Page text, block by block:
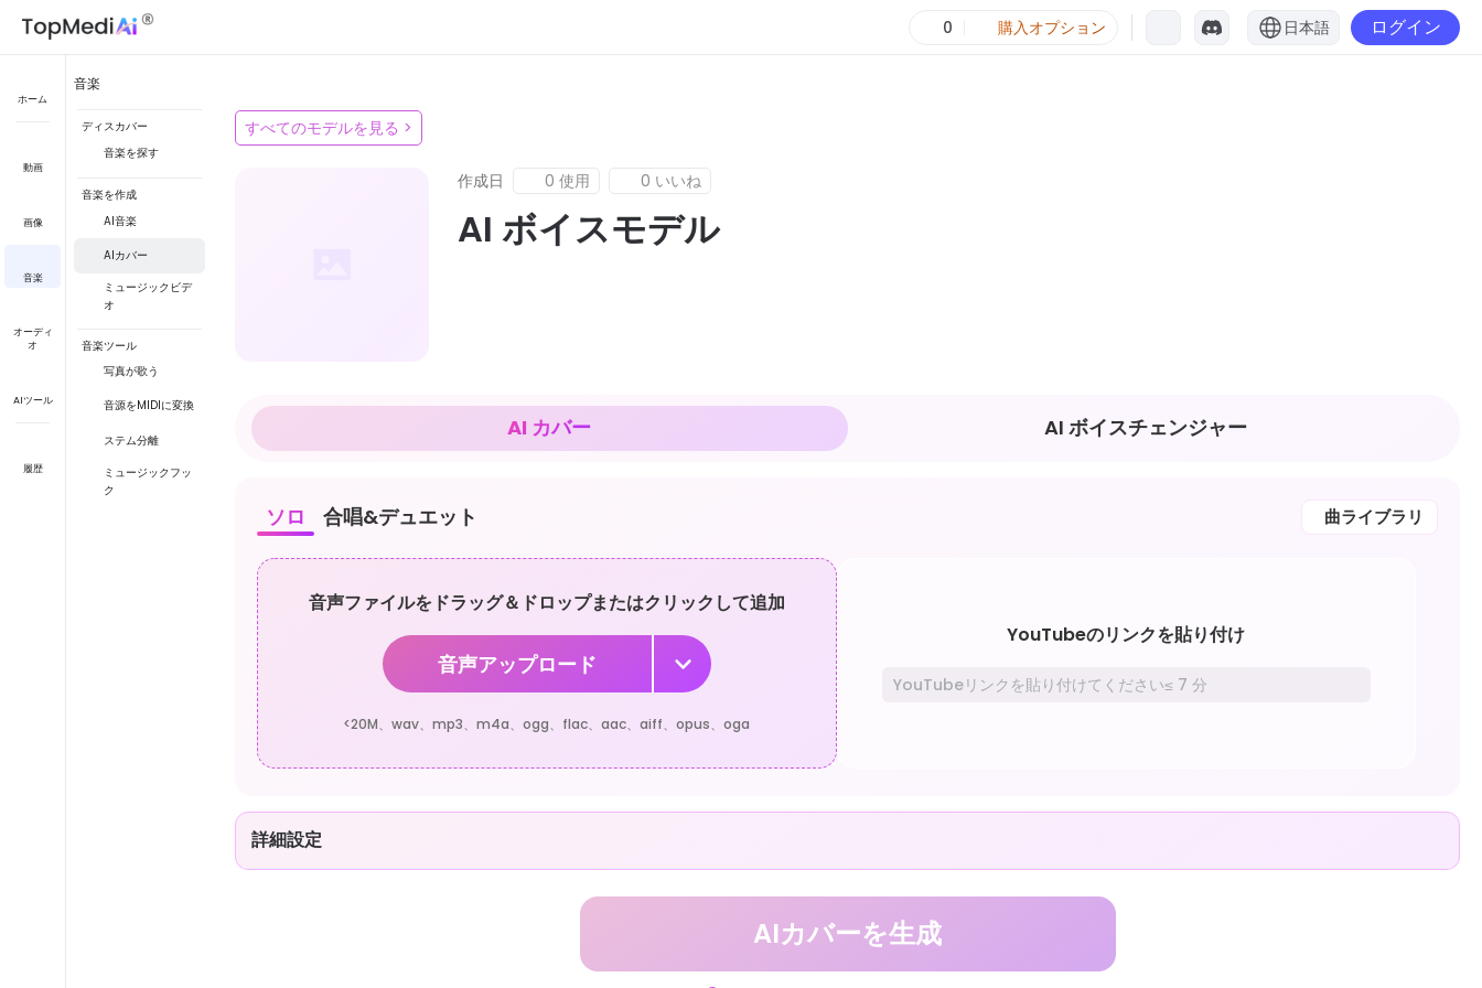
0 購入オプション 日本語 ログイン
ホーム
動画
画像
音楽
オーディ
オ
AIツール
履歴
音楽
ディスカバー
音楽を探す
音楽を作成
AI音楽
AIカバー
ミュージックビデ
オ
音楽ツール
写真が歌う
音源をMIDIに変換
ステム分離
ミュージックフッ
ク
すべてのモデルを見る >
作成日 0 使用 0 いいね
AI ボイスモデル
AI カバー AI ボイスチェンジャー
曲ライブラリ
ソロ 合唱&デュエット
音声ファイルをドラッグ＆ドロップまたはクリックして追加
音声アップロード
<20M、wav、mp3、m4a、ogg、flac、aac、aiff、opus、oga
YouTubeのリンクを貼り付け
詳細設定
AIカバーを生成